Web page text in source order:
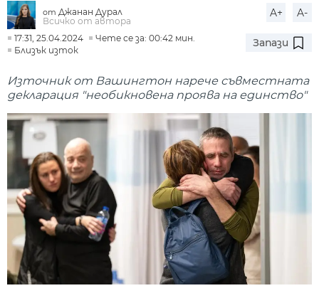
от Джанан Дурал
Всичко от автора
A+ A-
17:31, 25.04.2024
Чете се за: 00:42 мин.
Близък изток
Запази
Източник от Вашингтон нарече съвместната
декларация "необикновена проява на единство"